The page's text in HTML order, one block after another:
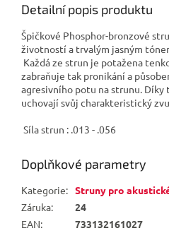
Detailní popis produktu
Špičkové Phosphor-bronzové
životností a trvalým jasným
Každá ze strun je potažena
zabraňuje tak pronikání a
agresivního potu na strunu.
uchovají svůj charakteristický
Síla strun : .013 - .056
Doplňkové parametry
Kategorie: Struny pro
Záruka:
24
EAN:
733132161027